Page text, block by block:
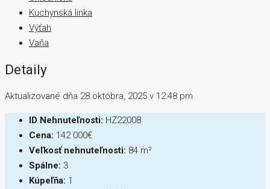
Kuchynská linka
Výťah
Vaňa
Detaily
Aktualizované dňa 28 októbra, 2025 v 12:48 pm
ID Nehnuteľnosti: HZ22008
Cena: 142 000€
Veľkosť nehnuteľnosti: 84 m²
Spálne: 3
Kúpeľňa: 1